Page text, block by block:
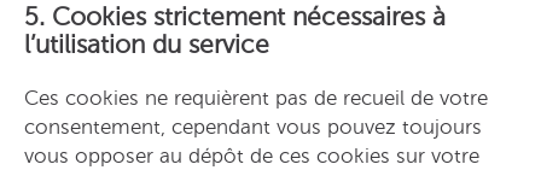
5. Cookies strictement nécessaires à
l’utilisation du service
Ces cookies ne requièrent pas de recueil de votre
consentement, cependant vous pouvez toujours
vous opposer au dépôt de ces cookies sur votre